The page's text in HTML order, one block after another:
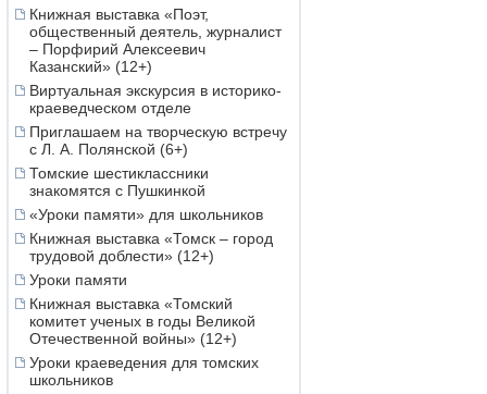
Книжная выставка «Поэт,
общественный деятель, журналист
– Порфирий Алексеевич
Казанский» (12+)
Виртуальная экскурсия в историко-
краеведческом отделе
Приглашаем на творческую встречу
с Л. А. Полянской (6+)
Томские шестиклассники
знакомятся с Пушкинкой
«Уроки памяти» для школьников
Книжная выставка «Томск – город
трудовой доблести» (12+)
Уроки памяти
Книжная выставка «Томский
комитет ученых в годы Великой
Отечественной войны» (12+)
Уроки краеведения для томских
школьников